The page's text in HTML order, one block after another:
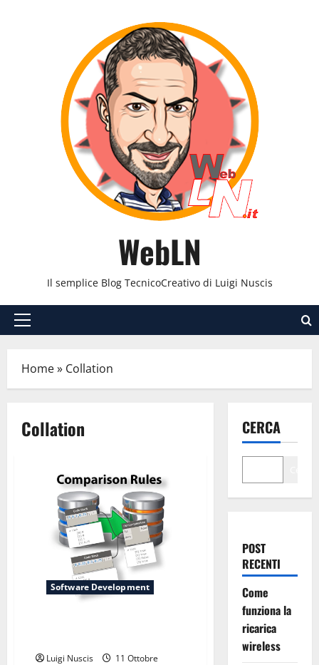
WebLN
Il semplice Blog TecnicoCreativo di Luigi Nuscis
Menu
Home» Collation
Collation
Software Development
Luigi Nuscis
11 Ottobre
CERCA
POST
RECENTI
Come
funziona la
ricarica
wireless